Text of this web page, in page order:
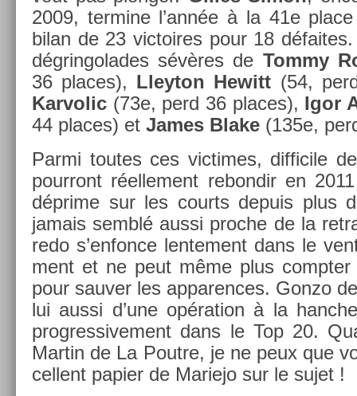
2009, ter­mine l’année à la 41e
bilan de 23 vic­toires pour 18
dégrin­golades sévères de Tommy
36 places), Lleyton Hewitt (54,
Kar­volic (73e, perd 36 places), Igor
44 places) et James Blake (135e,
Parmi toutes ces vic­times, dif­ficile
pour­ront réel­le­ment re­bon­dir en
déprime sur les co­urts de­puis plus
jamais semblé aussi pro­che de la
redo s’en­fonce len­te­ment dans le
ment et ne peut même plus
pour sauv­er les ap­par­ences. Gonzo
lui aussi d’une op­éra­tion à la
pro­gres­sive­ment dans le Top 20.
Martin de La Pout­re, je ne peux que
cellent papi­er de Mariejo sur le sujet !